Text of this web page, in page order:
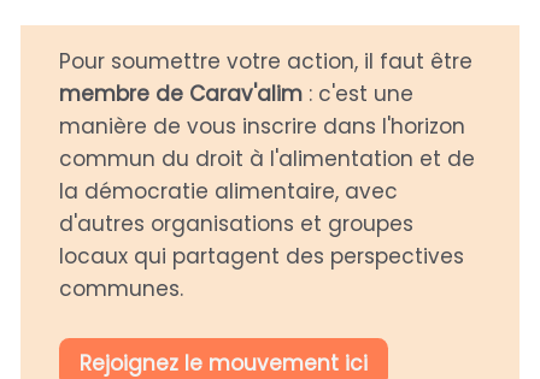
Pour soumettre votre action, il faut être
membre de Carav'alim : c'est une
manière de vous inscrire dans l'horizon
commun du droit à l'alimentation et de
la démocratie alimentaire, avec
d'autres organisations et groupes
locaux qui partagent des perspectives
communes.
Rejoignez le mouvement ici